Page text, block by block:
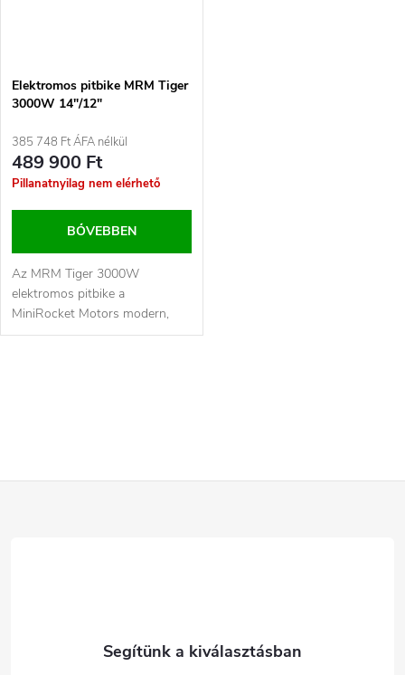
Elektromos pitbike MRM Tiger
3000W 14"/12"
385 748 Ft ÁFA nélkül
489 900 Ft
Pillanatnyilag nem elérhető
BŐVEBBEN
Az MRM Tiger 3000W
elektromos pitbike a
MiniRocket Motors modern,
nagy teljesítményű elektromos